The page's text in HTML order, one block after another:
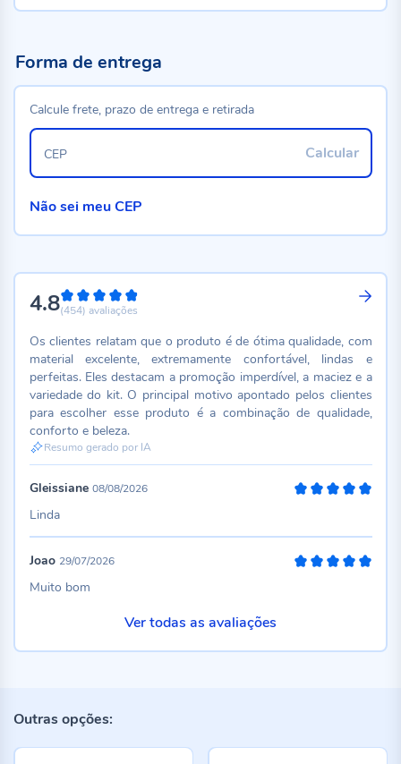
4.896%
(454) avaliações
Os clientes relatam que o produto é de ótima qualidade, com
material excelente, extremamente confortável, lindas e
perfeitas. Eles destacam a promoção imperdível, a maciez e a
variedade do kit. O principal motivo apontado pelos clientes
para escolher esse produto é a combinação de qualidade,
conforto e beleza.
Resumo gerado por IA
Gleissiane 08/08/2026
Linda
Joao 29/07/2026
Muito bom
Ver todas as avaliações
Forma de entrega
Calcule frete, prazo de entrega e retirada
Calcular
CEP
Não sei meu CEP
Outras opções: